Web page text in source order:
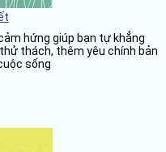
hứng giúp bạn tự khẳng
thách, thêm yêu chính bản
sống